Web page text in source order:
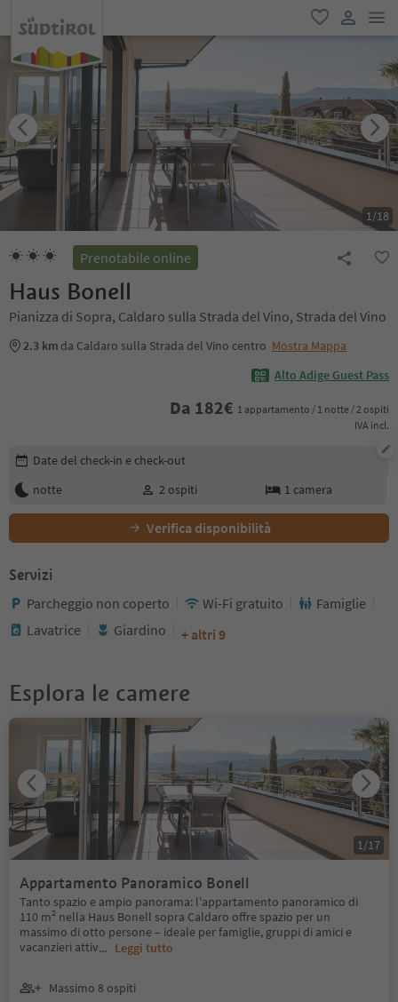
favoriti
user link
1/18
Prenotabile online
Haus Bonell
Pianizza di Sopra, Caldaro sulla Strada del Vino, Strada del Vino
2.3 km da Caldaro sulla Strada del Vino centro Mostra Mappa
Alto Adige Guest Pass
Da 182€ 1 appartamento / 1 notte / 2 ospiti
IVA incl.
Modifica i dettagli della prenotazione
Date del check-in e check-out
notte
2 ospiti 1 camera
Verifica disponibilità
Servizi
Parcheggio non coperto Wi-Fi gratuito
Famiglie
Lavatrice
Giardino + altri 9
Esplora le camere
Appartamento Panoramico Bonell
Tanto spazio e ampio panorama: l'appartamento panoramico di
110 m² nella Haus Bonell sopra Caldaro offre spazio per un
massimo di otto persone – ideale per famiglie, gruppi di amici e
vacanzieri attiv... Leggi tutto
Massimo 8 ospiti
1 /17